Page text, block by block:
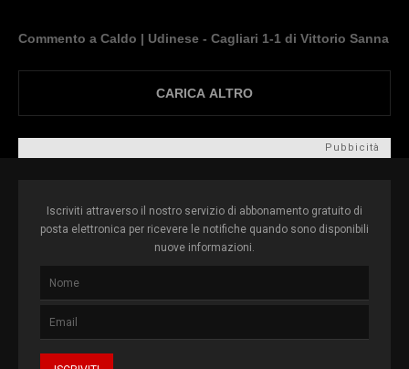
Commento a Caldo | Udinese - Cagliari 1-1 di Vittorio Sanna
CARICA ALTRO
Pubbicità
Iscriviti attraverso il nostro servizio di abbonamento gratuito di
posta elettronica per ricevere le notifiche quando sono disponibili
nuove informazioni.